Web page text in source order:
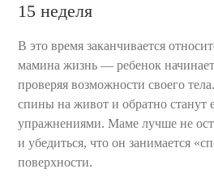
15 неделя
В это время заканчивается
мамина жизнь — ребенок начинает
проверяя возможности своего
спины на живот и обратно
упражнениями. Маме лучше не
и убедиться, что он занимается
поверхности.